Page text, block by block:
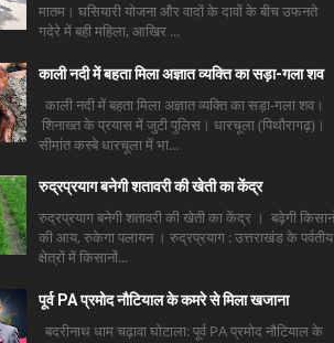
मातम। घसियारी योजना और वादों के दावों के बीच उफनते
गदेरे में बही महिला, आखिर ...
काली नदी में बहता मिला अज्ञात व्यक्ति का सड़ा-गला शव
काली नदी में बहता मिला अज्ञात व्यक्ति का सड़ा-गला शव।
शिनाख्त के प्रयास में जुटी पुलिस। धारचूला (पिथौरागढ़)।
सीमांत कस्बे धारचूला में भा...
रुद्रप्रयाग बनेगी शतावरी की खेती का केंद्र
रुद्रप्रयाग बनेगी शतावरी की खेती का केंद्र । बढ़ेगी
की आय, रुकेगा पलायन । रुद्रप्रयाग : उत्तराखंड के पर्वतीय
क्षेत्रों में किसानों...
पूर्व PA प्रमोद नौटियाल के कमरे से मिला खजाना
बदरीनाथ धाम चढ़ावा घोटाला: पूर्व PA प्रमोद नौटियाल के